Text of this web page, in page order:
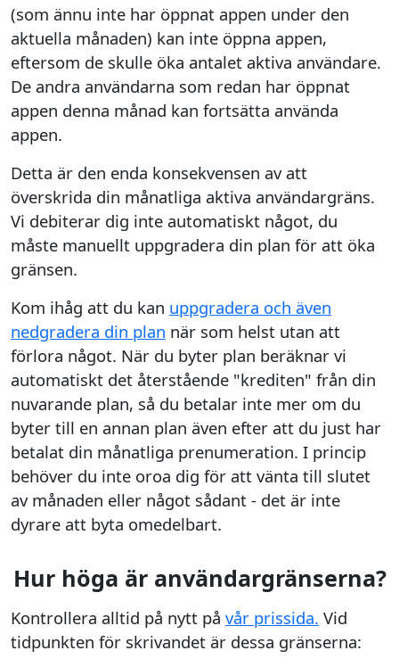
(som ännu inte har öppnat appen under den
aktuella månaden) kan inte öppna appen,
eftersom de skulle öka antalet aktiva användare.
De andra användarna som redan har öppnat
appen denna månad kan fortsätta använda
appen.
Detta är den enda konsekvensen av att
överskrida din månatliga aktiva användargräns.
Vi debiterar dig inte automatiskt något, du
måste manuellt uppgradera din plan för att öka
gränsen.
Kom ihåg att du kan uppgradera och även
nedgradera din plan när som helst utan att
förlora något. När du byter plan beräknar vi
automatiskt det återstående "krediten" från din
nuvarande plan, så du betalar inte mer om du
byter till en annan plan även efter att du just har
betalat din månatliga prenumeration. I princip
behöver du inte oroa dig för att vänta till slutet
av månaden eller något sådant - det är inte
dyrare att byta omedelbart.
Hur höga är användargränserna?
Kontrollera alltid på nytt på vår prissida. Vid
tidpunkten för skrivandet är dessa gränserna: